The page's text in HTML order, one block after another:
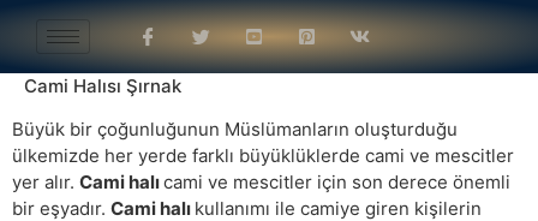
Cami Halısı Şırnak
Büyük bir çoğunluğunun Müslümanların oluşturduğu
ülkemizde her yerde farklı büyüklüklerde cami ve mescitler
yer alır. Cami halıcami ve mescitler için son derece önemli
bir eşyadır. Cami halı kullanımı ile camiye giren kişilerin